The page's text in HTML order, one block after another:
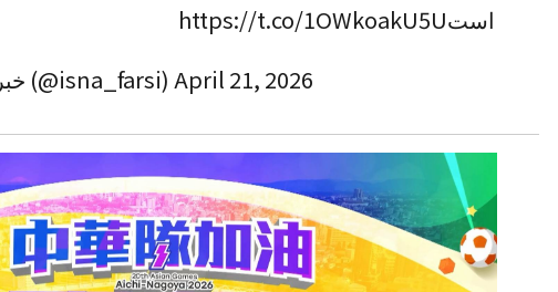
استhttps://t.co/1OWkoakU5U
— خبرگزاری ایسنا (@isna_farsi)April 21, 2026